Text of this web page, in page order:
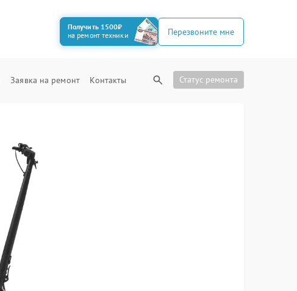
Получить 1500₽
на ремонт техники
Перезвоните мне
Заявка на ремонт Контакты Статус ремонта